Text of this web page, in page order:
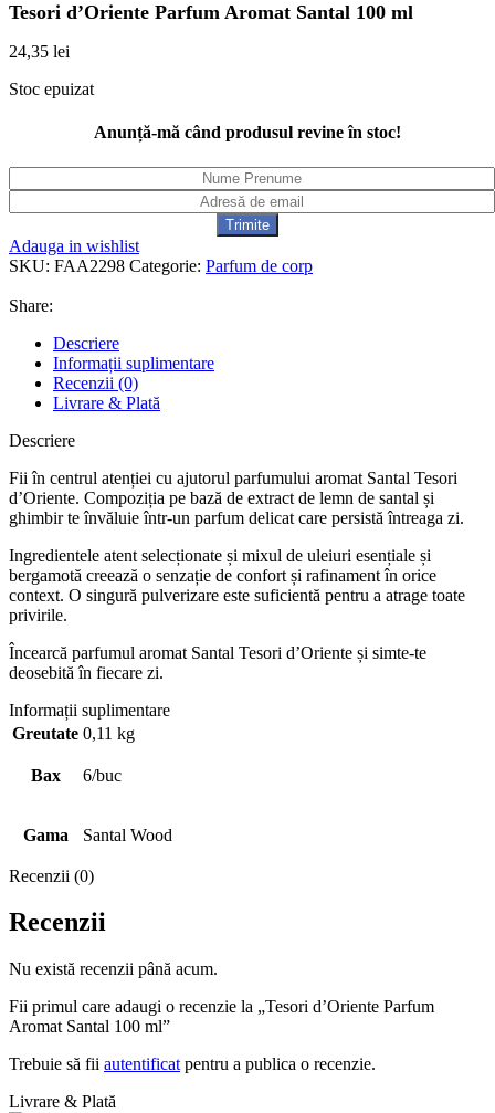
Tesori d’Oriente Parfum Aromat Santal 100 ml
24,35 lei
Stoc epuizat
Anunță-mă când produsul revine în stoc!
Adauga in wishlist
SKU: FAA2298 Categorie: Parfum de corp
Share:
Descriere
Informații suplimentare
Recenzii (0)
Livrare & Plată
Descriere
Fii în centrul atenției cu ajutorul parfumului aromat Santal Tesori
d’Oriente. Compoziția pe bază de extract de lemn de santal și
ghimbir te învăluie într-un parfum delicat care persistă întreaga zi.
Ingredientele atent selecționate și mixul de uleiuri esențiale și
bergamotă creează o senzație de confort și rafinament în orice
context. O singură pulverizare este suficientă pentru a atrage toate
privirile.
Încearcă parfumul aromat Santal Tesori d’Oriente și simte-te
deosebită în fiecare zi.
Informații suplimentare
Greutate 0,11 kg
Bax 6/buc
Gama Santal Wood
Recenzii (0)
Recenzii
Nu există recenzii până acum.
Fii primul care adaugi o recenzie la „Tesori d’Oriente Parfum
Aromat Santal 100 ml”
Trebuie să fii autentificat pentru a publica o recenzie.
Livrare & Plată